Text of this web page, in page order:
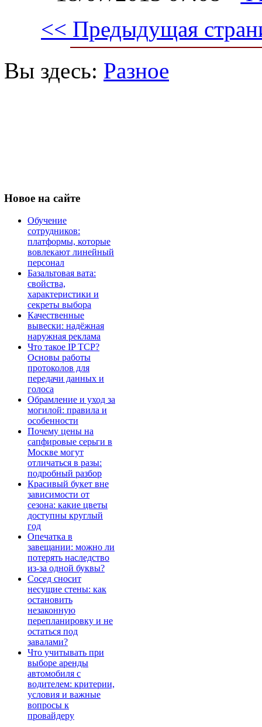
<< Предыдущая
Вы здесь: Разное
Новое на сайте
Обучение
сотрудников:
платформы, которые
вовлекают линейный
персонал
Базальтовая вата:
свойства,
характеристики и
секреты выбора
Качественные
вывески: надёжная
наружная реклама
Что такое IP TCP?
Основы работы
протоколов для
передачи данных и
голоса
Обрамление и уход за
могилой: правила и
особенности
Почему цены на
сапфировые серьги в
Москве могут
отличаться в разы:
подробный разбор
Красивый букет вне
зависимости от
сезона: какие цветы
доступны круглый
год
Опечатка в
завещании: можно ли
потерять наследство
из-за одной буквы?
Сосед сносит
несущие стены: как
остановить
незаконную
перепланировку и не
остаться под
завалами?
Что учитывать при
выборе аренды
автомобиля с
водителем: критерии,
условия и важные
вопросы к
провайдеру